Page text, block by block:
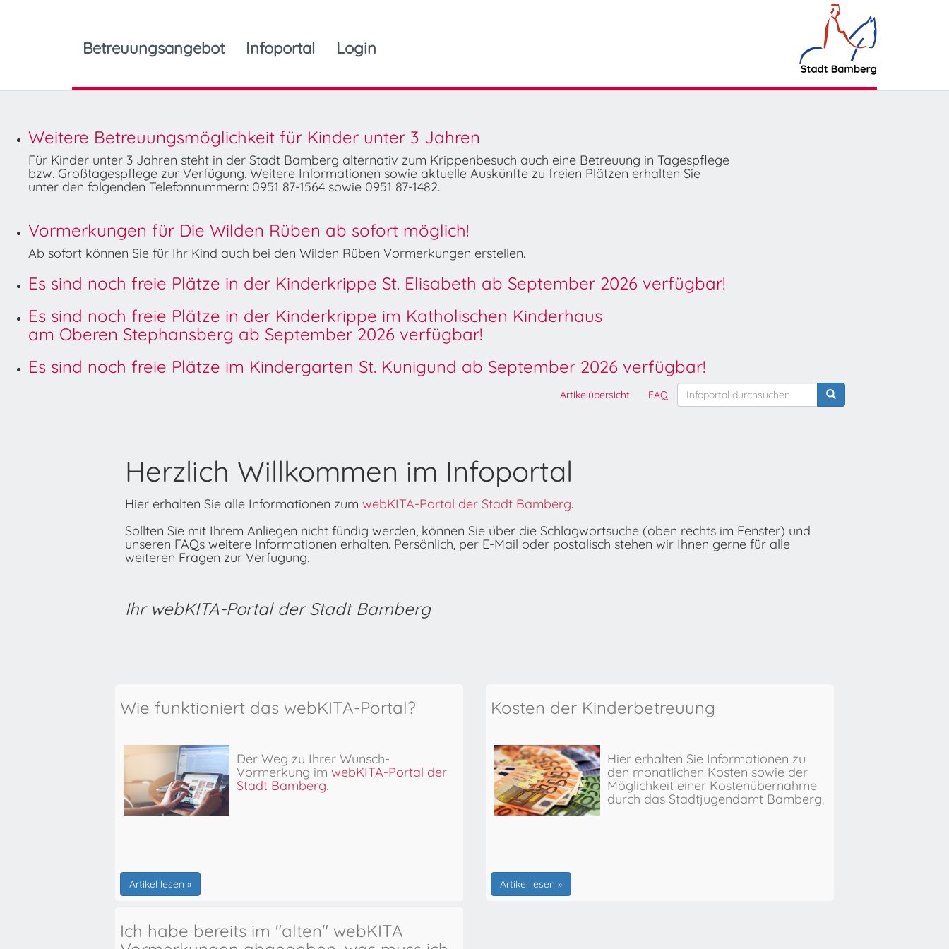
Betreuungsangebot Infoportal Login
Weitere Betreuungsmöglichkeit für Kinder unter 3 Jahren
Für Kinder unter 3 Jahren steht in der Stadt Bamberg alternativ zum Krippenbesuch auch eine Betreuung in Tagespflege
bzw. Großtagespflege zur Verfügung. Weitere Informationen sowie aktuelle Auskünfte zu freien Plätzen erhalten Sie
unter den folgenden Telefonnummern: 0951 87-1564 sowie 0951 87-1482.
Vormerkungen für Die Wilden Rüben ab sofort möglich!
Ab sofort können Sie für Ihr Kind auch bei den Wilden Rüben Vormerkungen erstellen.
Es sind noch freie Plätze in der Kinderkrippe St. Elisabeth ab September 2026 verfügbar!
Es sind noch freie Plätze in der Kinderkrippe im Katholischen Kinderhaus
am Oberen Stephansberg ab September 2026 verfügbar!
Es sind noch freie Plätze im Kindergarten St. Kunigund ab September 2026 verfügbar!
FAQ
Artikelübersicht
Herzlich Willkommen im Infoportal
Hier erhalten Sie alle Informationen zum webKITA-Portal der Stadt Bamberg.
Sollten Sie mit Ihrem Anliegen nicht fündig werden, können Sie über die Schlagwortsuche (oben rechts im Fenster) und
unseren FAQs weitere Informationen erhalten. Persönlich, per E-Mail oder postalisch stehen wir Ihnen gerne für alle
weiteren Fragen zur Verfügung.
Ihr webKITA-Portal der Stadt Bamberg
Wie funktioniert das webKITA-Portal?
Der Weg zu Ihrer Wunsch-
Vormerkung im webKITA-Portal der
Stadt Bamberg.
Artikel lesen »
Kosten der Kinderbetreuung
Hier erhalten Sie Informationen zu
den monatlichen Kosten sowie der
Möglichkeit einer Kostenübernahme
durch das Stadtjugendamt Bamberg.
Artikel lesen »
Ich habe bereits im "alten" webKITA